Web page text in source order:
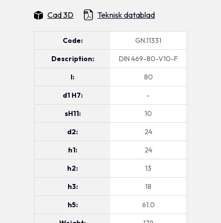
Code: GN.11331
Description: DIN 469-80-V10-F
l: 80
d1 H7: -
sH11: 10
d2: 24
h1: 24
h2: 13
h3: 18
h5: 61.0
Cad 3D Teknisk datablad